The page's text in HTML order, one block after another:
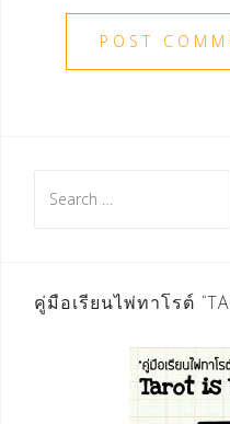
for:
คู่มือเรียนไพ่ทาโรต์